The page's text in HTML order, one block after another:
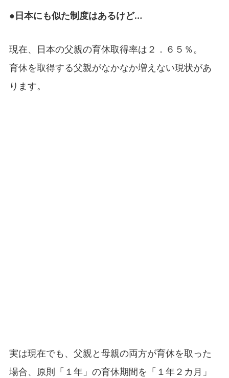
●日本にも似た制度はあるけど…
現在、日本の父親の育休取得率は２．６５％。
育休を取得する父親がなかなか増えない現状があ
ります。
実は現在でも、父親と母親の両方が育休を取った
場合、原則「１年」の育休期間を「１年２カ月」